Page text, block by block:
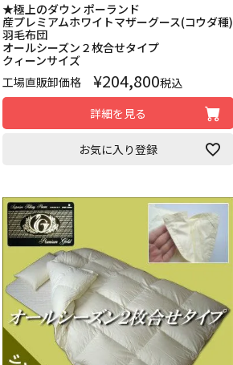
★極上のダウン ポーランド
産プレミアムホワイトマザーグース(コウダ種)
羽毛布団
オールシーズン２枚合せタイプ
クィーンサイズ
工場直販卸価格
¥204,800税込
詳細を見る
お気に入り登録